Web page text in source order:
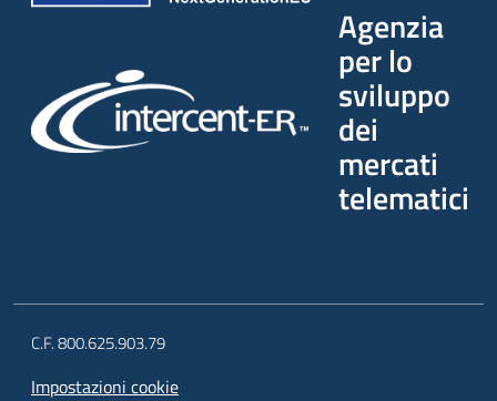
Agenzia
per lo
sviluppo
dei
mercati
telematici
C.F. 800.625.903.79
Impostazioni cookie